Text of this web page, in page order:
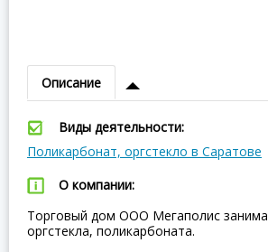
Описание
Виды деятельности:
Поликарбонат, оргстекло в Саратове
О компании:
Торговый дом ООО Мегаполис
оргстекла, поликарбоната.